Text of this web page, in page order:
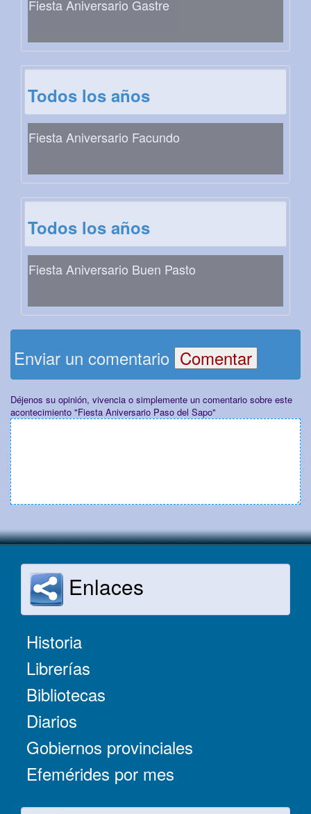
Fiesta Aniversario Gastre
Todos los años
Fiesta Aniversario Facundo
Todos los años
Fiesta Aniversario Buen Pasto
Enviar un comentario
Déjenos su opinión, vivencia o simplemente un comentario sobre este
acontecimiento "Fiesta Aniversario Paso del Sapo"
Enlaces
Historia
Librerías
Bibliotecas
Diarios
Gobiernos provinciales
Efemérides por mes